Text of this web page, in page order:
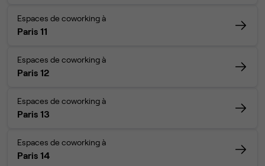
Espaces de coworking à
Paris 11
Espaces de coworking à
Paris 12
Espaces de coworking à
Paris 13
Espaces de coworking à
Paris 14